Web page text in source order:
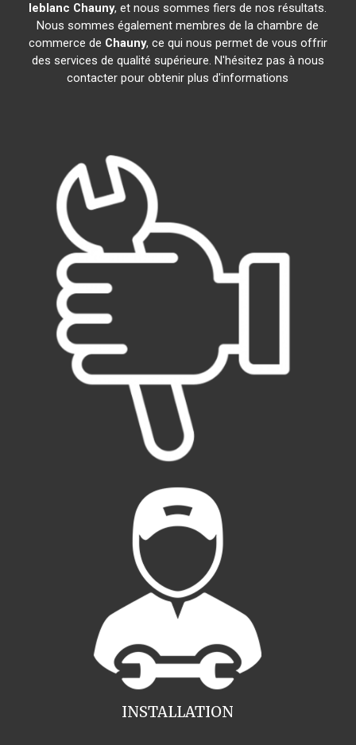
leblanc Chauny, et nous sommes fiers de nos résultats.
Nous sommes également membres de la chambre de
commerce de Chauny, ce qui nous permet de vous offrir
des services de qualité supérieure. N'hésitez pas à nous
contacter pour obtenir plus d'informations
INSTALLATION